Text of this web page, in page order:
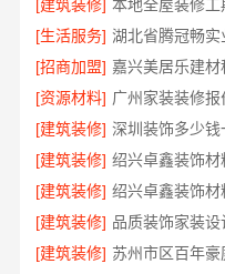
[建筑装修]
[生活服务]
[招商加盟] 嘉兴美居乐建
[资源材料] 广州家装装修
[建筑装修]
[建筑装修]
[建筑装修]
[建筑装修]
[建筑装修]